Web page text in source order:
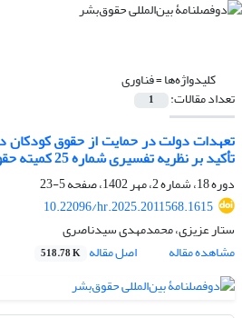
کلیدواژه‌ها =فناوری
تعداد مقالات: 1
تعهدات دولت در حمایت از حقوق کودکان
تأکید بر نظریه تفسیری شماره 25 کمیته حقوق کودک
دوره 18، شماره 2، مهر 1402، صفحه
5-23
10.22096/hr.2025.2011568.1615
ستار عزیزی، محمدمهدی سیدناصری
مشاهده مقاله
اصل مقاله 518.78 K